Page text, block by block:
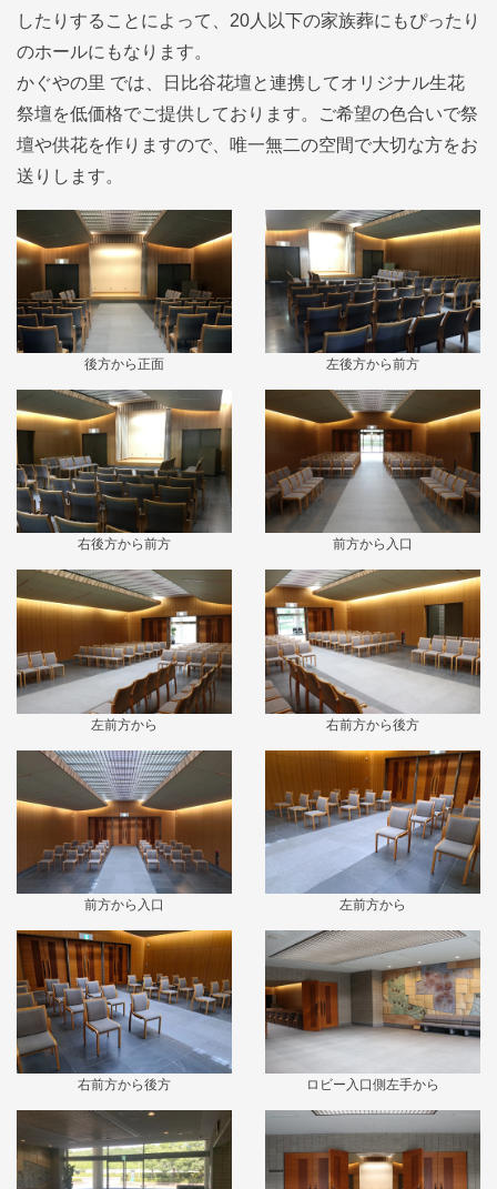
したりすることによって、20人以下の家族葬にもぴったり
のホールにもなります。
かぐやの里 では、日比谷花壇と連携してオリジナル生花
祭壇を低価格でご提供しております。ご希望の色合いで祭
壇や供花を作りますので、唯一無二の空間で大切な方をお
送りします。
後方から正面 左後方から前方
右後方から前方 前方から入口
左前方から 右前方から後方
前方から入口 左前方から
右前方から後方 ロビー入口側左手から